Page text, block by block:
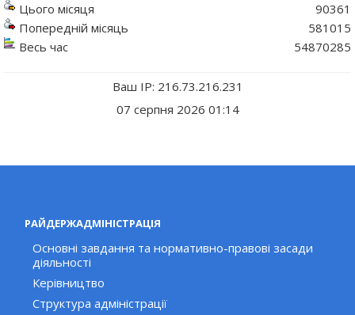
Цього місяця
Попередній місяць
Весь час
90361
581015
54870285
Ваш IP: 216.73.216.231
07 серпня 2026 01:14
РАЙДЕРЖАДМІНІСТРАЦІЯ
Основні завдання та нормативно-правові засади
діяльності
Керівництво
Структура адміністрації